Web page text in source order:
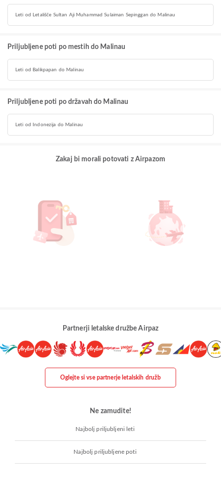
Leti od Letališče Sultan Aji Muhammad Sulaiman Sepinggan do Malinau
Priljubljene poti po mestih do Malinau
Leti od Balikpapan do Malinau
Priljubljene poti po državah do Malinau
Leti od Indonezija do Malinau
Zakaj bi morali potovati z Airpazom
Partnerji letalske družbe Airpaz
Oglejte si vse partnerje letalskih družb
Ne zamudite!
Najbolj priljubljeni leti
Najbolj priljubljene poti